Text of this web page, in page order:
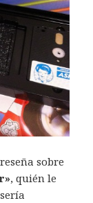
sobre
, quién le